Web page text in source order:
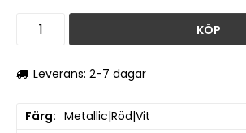
KÖP
Leverans: 2-7 dagar
Färg
Metallic|Röd|Vit